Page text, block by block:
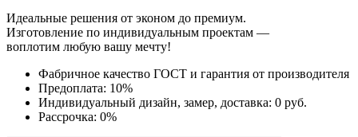
Идеальные решения от эконом до премиум.
Изготовление по индивидуальным проектам —
воплотим любую вашу мечту!
Фабричное качество ГОСТ и гарантия от производителя
Предоплата: 10%
Индивидуальный дизайн, замер, доставка: 0 руб.
Рассрочка: 0%